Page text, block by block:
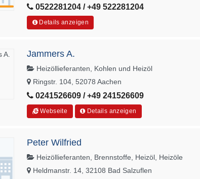
0522281204 / +49 522281204
Details anzeigen
Jammers A.
Heizöllieferanten, Kohlen und Heizöl
Ringstr. 104, 52078 Aachen
0241526609 / +49 241526609
Webseite Details anzeigen
Peter Wilfried
Heizöllieferanten, Brennstoffe, Heizöl, Heizöle
Heldmanstr. 14, 32108 Bad Salzuflen